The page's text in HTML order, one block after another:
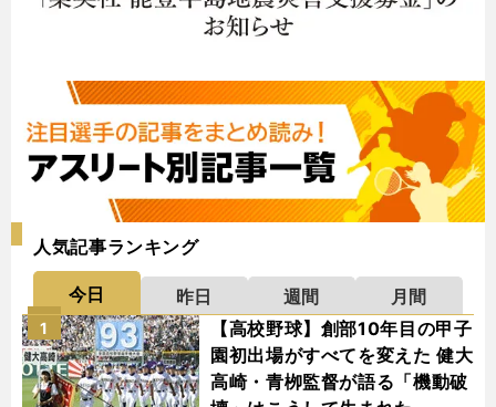
人気記事ランキング
今日 昨日 週間
月間
【高校野球】創部10年目の甲子
園初出場がすべてを変えた 健大
高崎・青栁監督が語る「機動破
1